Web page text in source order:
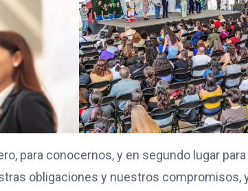
para conocernos, y en segundo lugar
obligaciones y nuestros compromisos,